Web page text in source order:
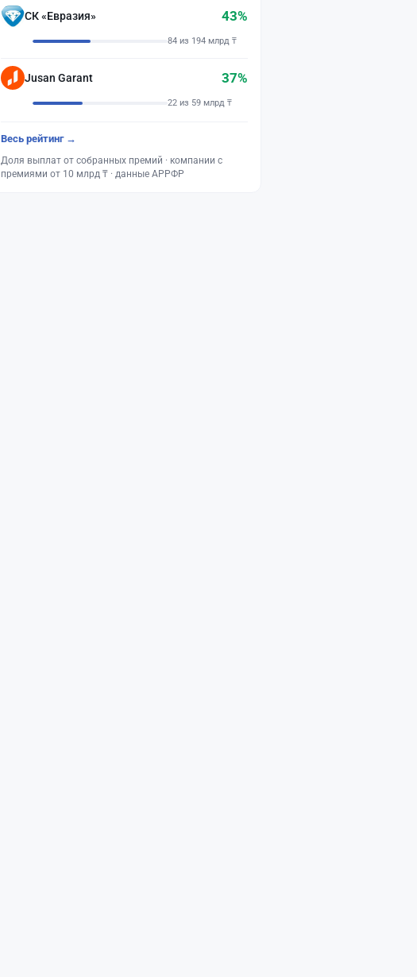
СК «Евразия» 43%
84 из 194 млрд ₸
Jusan Garant 37%
22 из 59 млрд ₸
Весь рейтинг →
Доля выплат от собранных премий · компании с
премиями от 10 млрд ₸ · данные АРРФР